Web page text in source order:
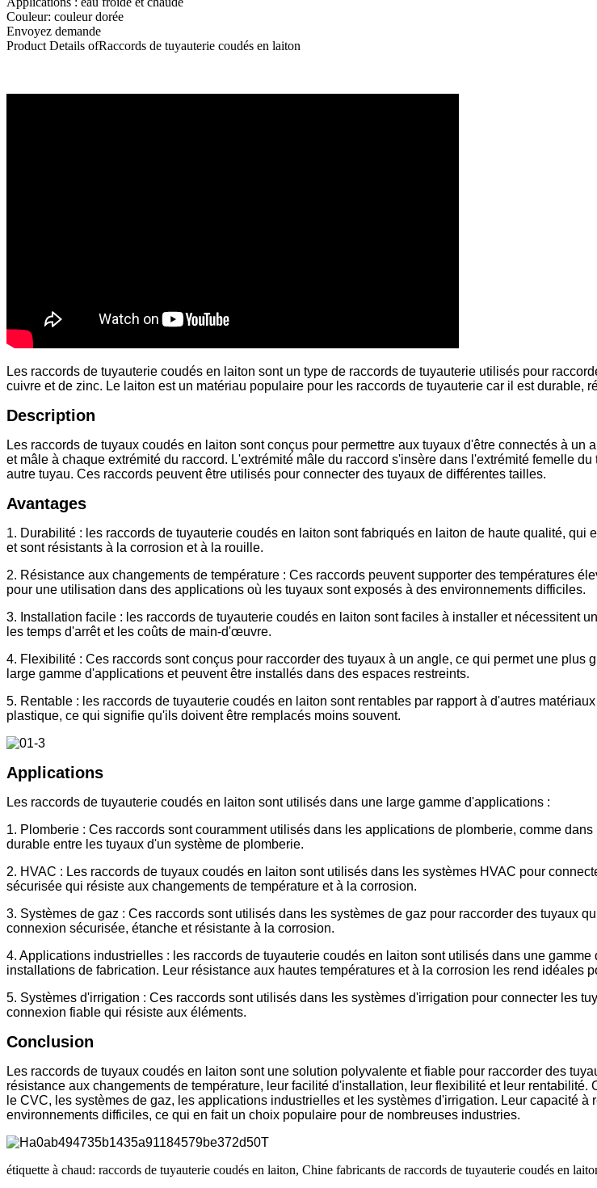
Couleur: couleur dorée
Envoyez demande
Product Details ofRaccords de tuyauterie coudés en laiton
Les raccords de tuyauterie coudés en laiton sont un type de raccords de tuyauterie utilisés pour
cuivre et de zinc. Le laiton est un matériau populaire pour les raccords de tuyauterie car il est durable,
Description
Les raccords de tuyaux coudés en laiton sont conçus pour permettre aux tuyaux d'être connectés à
et mâle à chaque extrémité du raccord. L'extrémité mâle du raccord s'insère dans l'extrémité femelle
autre tuyau. Ces raccords peuvent être utilisés pour connecter des tuyaux de différentes tailles.
Avantages
1. Durabilité : les raccords de tuyauterie coudés en laiton sont fabriqués en laiton de haute qualité,
et sont résistants à la corrosion et à la rouille.
2. Résistance aux changements de température : Ces raccords peuvent supporter des températures
pour une utilisation dans des applications où les tuyaux sont exposés à des environnements difficiles.
3. Installation facile : les raccords de tuyauterie coudés en laiton sont faciles à installer et nécessitent
les temps d'arrêt et les coûts de main-d'œuvre.
4. Flexibilité : Ces raccords sont conçus pour raccorder des tuyaux à un angle, ce qui permet une
large gamme d'applications et peuvent être installés dans des espaces restreints.
5. Rentable : les raccords de tuyauterie coudés en laiton sont rentables par rapport à d'autres
plastique, ce qui signifie qu'ils doivent être remplacés moins souvent.
Applications
Les raccords de tuyauterie coudés en laiton sont utilisés dans une large gamme d'applications :
1. Plomberie : Ces raccords sont couramment utilisés dans les applications de plomberie, comme
durable entre les tuyaux d'un système de plomberie.
2. HVAC : Les raccords de tuyaux coudés en laiton sont utilisés dans les systèmes HVAC pour
sécurisée qui résiste aux changements de température et à la corrosion.
3. Systèmes de gaz : Ces raccords sont utilisés dans les systèmes de gaz pour raccorder des tuyaux
connexion sécurisée, étanche et résistante à la corrosion.
4. Applications industrielles : les raccords de tuyauterie coudés en laiton sont utilisés dans une
installations de fabrication. Leur résistance aux hautes températures et à la corrosion les rend idéales
5. Systèmes d'irrigation : Ces raccords sont utilisés dans les systèmes d'irrigation pour connecter les
connexion fiable qui résiste aux éléments.
Conclusion
Les raccords de tuyaux coudés en laiton sont une solution polyvalente et fiable pour raccorder des
résistance aux changements de température, leur facilité d'installation, leur flexibilité et leur
le CVC, les systèmes de gaz, les applications industrielles et les systèmes d'irrigation. Leur capacité
environnements difficiles, ce qui en fait un choix populaire pour de nombreuses industries.
étiquette à chaud: raccords de tuyauterie coudés en laiton, Chine fabricants de raccords de tuyauterie coudés en